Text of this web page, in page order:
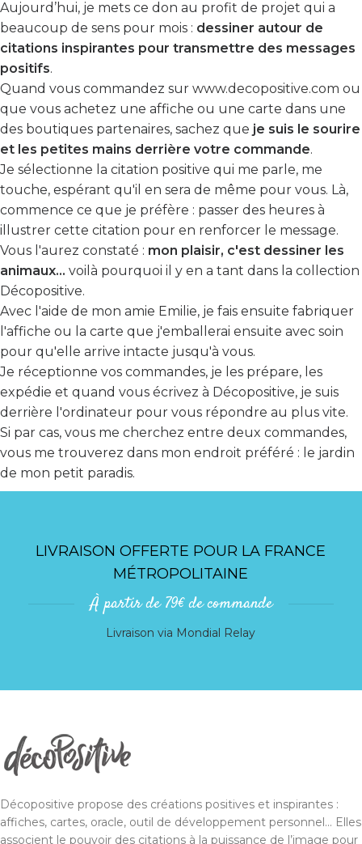
Aujourd’hui, je mets ce don au profit de projet qui a
beaucoup de sens pour mois : dessiner autour de
citations inspirantes pour transmettre des messages
positifs.
Quand vous commandez sur www.decopositive.com ou
que vous achetez une affiche ou une carte dans une
des boutiques partenaires, sachez que je suis le sourire
et les petites mains derrière votre commande.
Je sélectionne la citation positive qui me parle, me
touche, espérant qu'il en sera de même pour vous. Là,
commence ce que je préfère : passer des heures à
illustrer cette citation pour en renforcer le message.
Vous l'aurez constaté : mon plaisir, c'est dessiner les
animaux... voilà pourquoi il y en a tant dans la collection
Décopositive.
Avec l'aide de mon amie Emilie, je fais ensuite fabriquer
l'affiche ou la carte que j'emballerai ensuite avec soin
pour qu'elle arrive intacte jusqu'à vous.
Je réceptionne vos commandes, je les prépare, les
expédie et quand vous écrivez à Décopositive, je suis
derrière l'ordinateur pour vous répondre au plus vite.
Si par cas, vous me cherchez entre deux commandes,
vous me trouverez dans mon endroit préféré : le jardin
de mon petit paradis.
LIVRAISON OFFERTE POUR LA FRANCE
MÉTROPOLITAINE
À partir de 79€ de commande
Livraison via Mondial Relay
Décopositive propose des créations positives et inspirantes :
affiches, cartes, oracle, outil de développement personnel... Elles
associent le pouvoir des citations à la puissance de l’image pour